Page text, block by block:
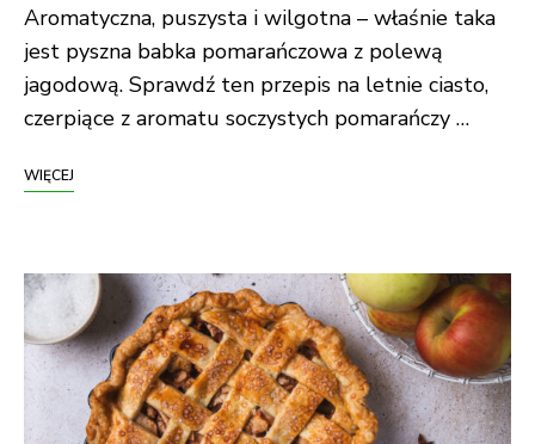
Aromatyczna, puszysta i wilgotna – właśnie taka
jest pyszna babka pomarańczowa z polewą
jagodową. Sprawdź ten przepis na letnie ciasto,
czerpiące z aromatu soczystych pomarańczy …
WIĘCEJ